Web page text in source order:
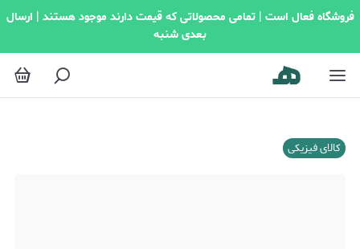
فروشگاه فعال است | تمامی محصولاتی که قیمت دارند موجود هستند | ارسال
بعدی شنبه
کالای فیزیکی